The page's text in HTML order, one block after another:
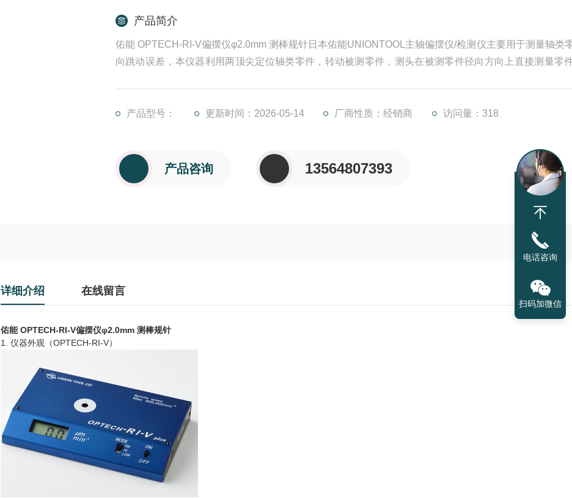
产品简介
佑能 OPTECH-RI-V偏摆仪φ2.0mm 测棒规针日本佑能UNIONTOOL主轴偏摆仪/检测仪主要用于测量轴类
向跳动误差，本仪器利用两顶尖定位轴类零件，转动被测零件，测头在被测零件径向方向上直接测量零
产品型号： 更新时间：2026-05-14 厂商性质：经销商 访问量：318
产品咨询 13564807393
详细介绍 在线留言
佑能 OPTECH-RI-V偏摆仪φ2.0mm 测棒规针
1. 仪器外观（OPTECH‑RI‑V）
电话咨询
扫码加微信